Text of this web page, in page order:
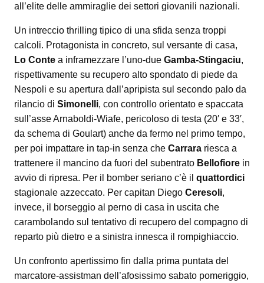
all’elite delle ammiraglie dei settori giovanili nazionali.
Un intreccio thrilling tipico di una sfida senza troppi
calcoli. Protagonista in concreto, sul versante di casa,
Lo Conte a inframezzare l’uno-due Gamba-Stingaciu,
rispettivamente su recupero alto spondato di piede da
Nespoli e su apertura dall’apripista sul secondo palo da
rilancio di Simonelli, con controllo orientato e spaccata
sull’asse Arnaboldi-Wiafe, pericoloso di testa (20′ e 33′,
da schema di Goulart) anche da fermo nel primo tempo,
per poi impattare in tap-in senza che Carrara riesca a
trattenere il mancino da fuori del subentrato Bellofiore in
avvio di ripresa. Per il bomber seriano c’è il quattordici
stagionale azzeccato. Per capitan Diego Ceresoli,
invece, il borseggio al perno di casa in uscita che
carambolando sul tentativo di recupero del compagno di
reparto più dietro e a sinistra innesca il rompighiaccio.
Un confronto apertissimo fin dalla prima puntata del
marcatore-assistman dell’afosissimo sabato pomeriggio,